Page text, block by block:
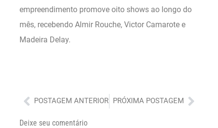
empreendimento promove oito shows ao longo do
mês, recebendo Almir Rouche, Victor Camarote e
Madeira Delay.
Anterior
POSTAGEM ANTERIOR PRÓXIMA POSTAGEM
Deixe seu comentário